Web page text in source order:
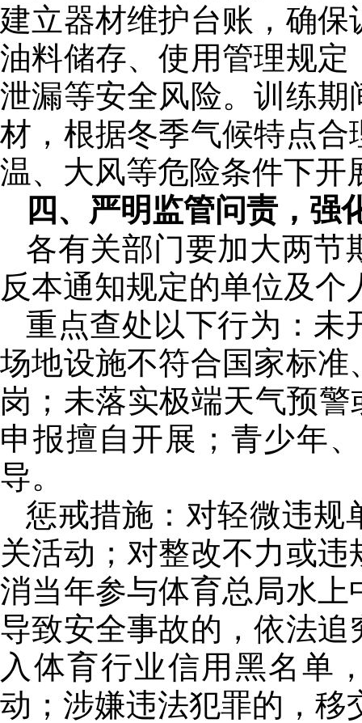
建立器材维护台账，确
油料储存、使用管理规
泄漏等安全风险。训练
材，根据冬季气候特点
温、大风等危险条件下开
四、严明监管问责，强
各有关部门要加大两节
反本通知规定的单位及
重点查处以下行为：未
场地设施不符合国家标
岗；未落实极端天气预
申报擅自开展；青少年
导。
惩戒措施：对轻微违规
关活动；对整改不力或
消当年参与体育总局水
导致安全事故的，依法
入体育行业信用黑名单
动；涉嫌违法犯罪的，移